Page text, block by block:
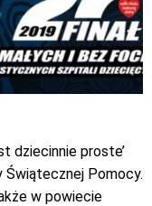
dziecinnie proste’
Świątecznej Pomocy.
w powiecie